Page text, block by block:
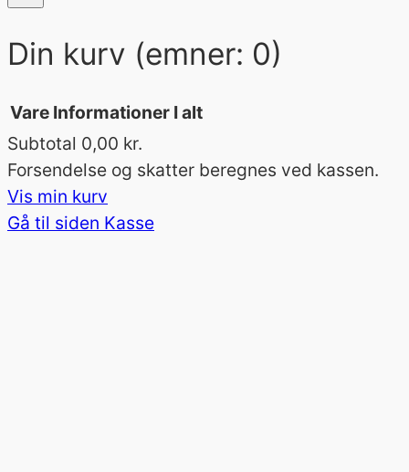
Din kurv (emner: 0)
Varer
i
Vare Informationer I alt
Subtotal 0,00 kr.
Forsendelse og skatter beregnes ved kassen.
Vis min kurv
Gå til siden Kasse